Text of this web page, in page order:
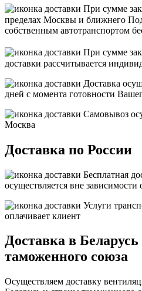
При сумме
пределах Москвы и ближнего
собственным автотранспортом
При сумме
доставки рассчитывается
Доставка
дней с момента готовности
Самовывоз
Москва
Доставка по России
Бесплатная
осуществляется вне зависимости
Услуги
оплачивает клиент
Доставка в
таможенного союза
Осуществляем доставку